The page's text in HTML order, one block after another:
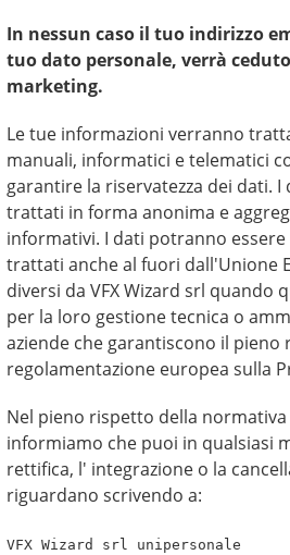
In nessun caso il tuo indirizzo
tuo dato personale, verrà
marketing.
Le tue informazioni verranno
manuali, informatici e telematici
garantire la riservatezza dei dati.
trattati in forma anonima e
informativi. I dati potranno
trattati anche al fuori dall'Unione
diversi da VFX Wizard srl quando
per la loro gestione tecnica o
aziende che garantiscono il pieno
regolamentazione europea sulla
Nel pieno rispetto della normativa
informiamo che puoi in qualsiasi
rettifica, l' integrazione o la
riguardano scrivendo a:
VFX Wizard srl unipersonale